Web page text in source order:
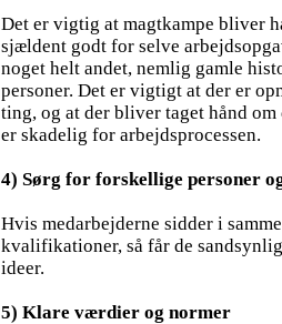
Det er vigtig at magtkampe bliver
sjældent godt for selve
noget helt andet, nemlig gamle
personer. Det er vigtigt at der er
ting, og at der bliver taget hånd
er skadelig for arbejdsprocessen.
4) Sørg for forskellige personer
Hvis medarbejderne sidder i
kvalifikationer, så får de
ideer.
5) Klare værdier og normer